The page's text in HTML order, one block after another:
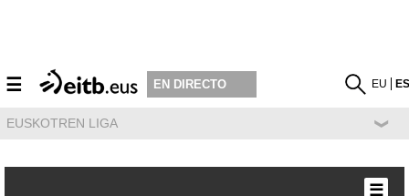
☰ EN DIRECTO EU
EUSKOTREN LIGA
☰